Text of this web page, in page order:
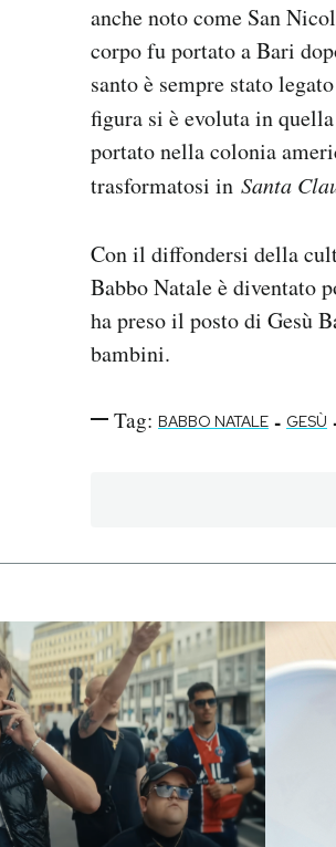
anche noto come San
corpo fu portato a Bari
santo è sempre stato
figura si è evoluta in
portato nella colonia
trasformatosi in Santa
Con il diffondersi della
Babbo Natale è diventato
ha preso il posto di Gesù
bambini.
Tag: BABBO NATALE - GESÙ